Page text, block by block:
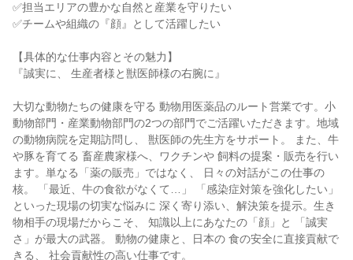
✅担当エリアの豊かな自然と産業を守りたい
✅チームや組織の『顔』として活躍したい
【具体的な仕事内容とその魅力】
『誠実に、 生産者様と獣医師様の右腕に』
大切な動物たちの健康を守る 動物用医薬品のルート営業です。小
動物部門・産業動物部門の2つの部門でご活躍いただきます。地域
の動物病院を定期訪問し、 獣医師の先生方をサポート。 また、牛
や豚を育てる 畜産農家様へ、ワクチンや 飼料の提案・販売を行い
ます。単なる「薬の販売」ではなく、 日々の対話がこの仕事の
核。 「最近、牛の食欲がなくて…」 「感染症対策を強化したい」
といった現場の切実な悩みに 深く寄り添い、解決策を提示。生き
物相手の現場だからこそ、 知識以上にあなたの「顔」と 「誠実
さ」が最大の武器。 動物の健康と、日本の 食の安全に直接貢献で
きる、 社会貢献性の高い仕事です。